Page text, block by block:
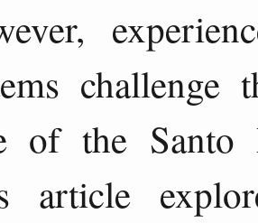
challenge
of the Santo
article